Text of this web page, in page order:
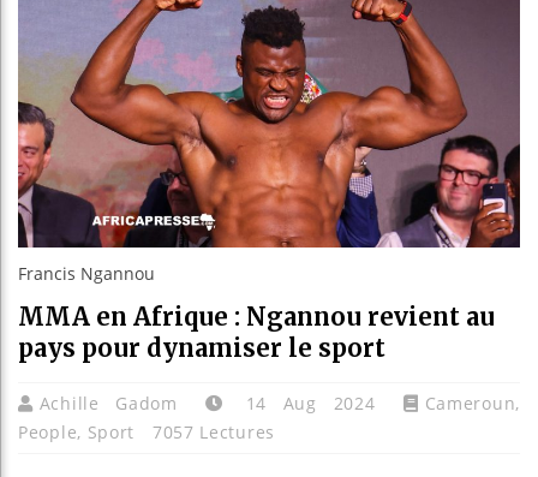
Francis Ngannou
MMA en Afrique : Ngannou revient au
pays pour dynamiser le sport
Achille Gadom 14 Aug 2024 Cameroun,
People, Sport 7057 Lectures